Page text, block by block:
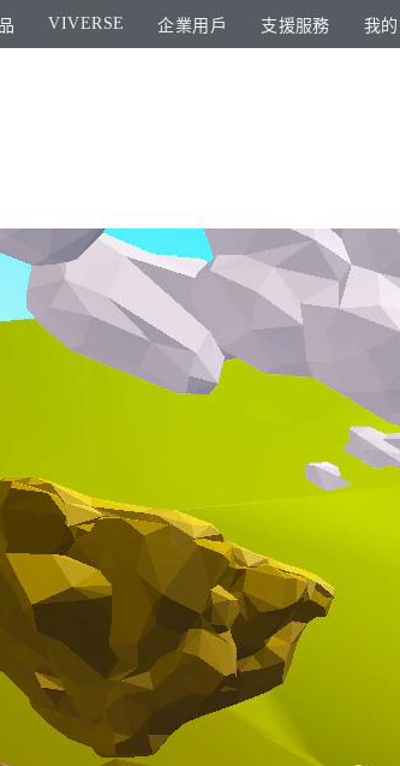
VIVERSE 企業用戶 支援服務 我